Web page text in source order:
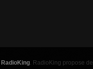
RadioKing. RadioKing propose de